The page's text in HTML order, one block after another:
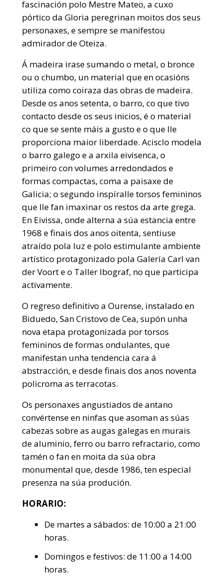
fascinación polo Mestre Mateo, a cuxo
pórtico da Gloria peregrinan moitos dos seus
personaxes, e sempre se manifestou
admirador de Oteiza.
Á madeira irase sumando o metal, o bronce
ou o chumbo, un material que en ocasións
utiliza como coiraza das obras de madeira.
Desde os anos setenta, o barro, co que tivo
contacto desde os seus inicios, é o material
co que se sente máis a gusto e o que lle
proporciona maior liberdade. Acisclo modela
o barro galego e a arxila eivisenca, o
primeiro con volumes arredondados e
formas compactas, coma a paisaxe de
Galicia; o segundo inspíralle torsos femininos
que lle fan imaxinar os restos da arte grega.
En Eivissa, onde alterna a súa estancia entre
1968 e finais dos anos oitenta, sentiuse
atraído pola luz e polo estimulante ambiente
artístico protagonizado pola Galería Carl van
der Voort e o Taller Ibograf, no que participa
activamente.
O regreso definitivo a Ourense, instalado en
Biduedo, San Cristovo de Cea, supón unha
nova etapa protagonizada por torsos
femininos de formas ondulantes, que
manifestan unha tendencia cara á
abstracción, e desde finais dos anos noventa
policroma as terracotas.
Os personaxes angustiados de antano
convértense en ninfas que asoman as súas
cabezas sobre as augas galegas en murais
de aluminio, ferro ou barro refractario, como
tamén o fan en moita da súa obra
monumental que, desde 1986, ten especial
presenza na súa produción.
HORARIO:
De martes a sábados: de 10:00 a 21:00
horas.
Domingos e festivos: de 11:00 a 14:00
horas.